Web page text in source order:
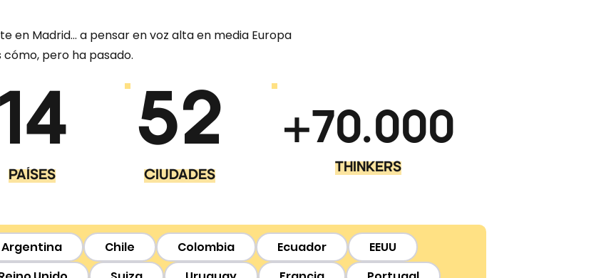
en Madrid… a pensar en voz alta en media Europa
pero ha pasado.
14
PAÍSES
52
CIUDADES
+70.000
THINKERS
Argentina Chile Colombia Ecuador
EEUU